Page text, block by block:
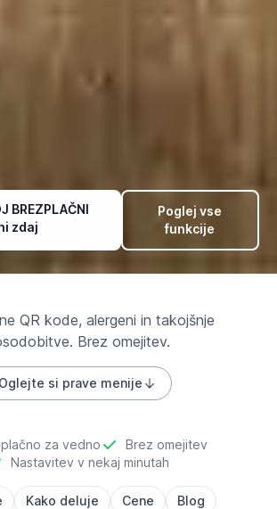
BREZPLAČNI
zdaj
Poglej vse
funkcije
QR kode, alergeni in takojšnje
Brez omejitev.
Oglejte si prave menije
za vedno
Brez omejitev
Nastavitev v nekaj minutah
Kako deluje Cene
Blog